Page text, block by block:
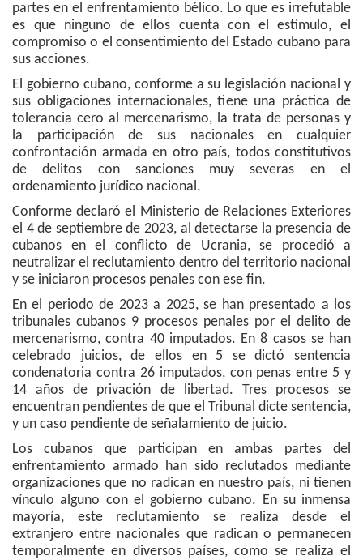
partes en el enfrentamiento bélico. Lo que es irrefutable
es que ninguno de ellos cuenta con el estímulo, el
compromiso o el consentimiento del Estado cubano para
sus acciones.
El gobierno cubano, conforme a su legislación nacional y
sus obligaciones internacionales, tiene una práctica de
tolerancia cero al mercenarismo, la trata de personas y
la participación de sus nacionales en cualquier
confrontación armada en otro país, todos constitutivos
de delitos con sanciones muy severas en el
ordenamiento jurídico nacional.
Conforme declaró el Ministerio de Relaciones Exteriores
el 4 de septiembre de 2023, al detectarse la presencia de
cubanos en el conflicto de Ucrania, se procedió a
neutralizar el reclutamiento dentro del territorio nacional
y se iniciaron procesos penales con ese fin.
En el periodo de 2023 a 2025, se han presentado a los
tribunales cubanos 9 procesos penales por el delito de
mercenarismo, contra 40 imputados. En 8 casos se han
celebrado juicios, de ellos en 5 se dictó sentencia
condenatoria contra 26 imputados, con penas entre 5 y
14 años de privación de libertad. Tres procesos se
encuentran pendientes de que el Tribunal dicte sentencia,
y un caso pendiente de señalamiento de juicio.
Los cubanos que participan en ambas partes del
enfrentamiento armado han sido reclutados mediante
organizaciones que no radican en nuestro país, ni tienen
vínculo alguno con el gobierno cubano. En su inmensa
mayoría, este reclutamiento se realiza desde el
extranjero entre nacionales que radican o permanecen
temporalmente en diversos países, como se realiza el